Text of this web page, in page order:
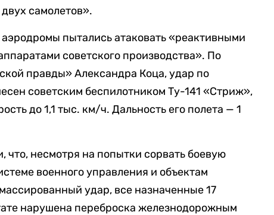
самолетов».
пытались атаковать «реактивными
советского производства». По
правды» Александра Коца, удар по
советским беспилотником Ту-141 «Стриж»,
до 1,1 тыс. км/ч. Дальность его полета — 1
несмотря на попытки сорвать боевую
военного управления и объектам
удар, все назначенные 17
нарушена переброска железнодорожным